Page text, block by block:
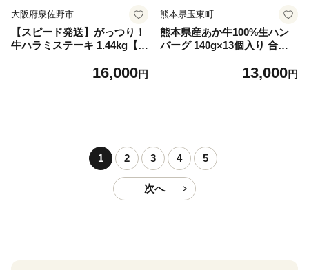
大阪府泉佐野市
【スピード発送】がっつり！
牛ハラミステーキ 1.44kg【氷
g×4パック 牛肉 すてーき 焼
16,000円
熊本県玉東町
熊本県産あか牛100%生ハン
バーグ 140g×13個入り 合計1
に出荷予定(土日祝除く)》熊
13,000円
1 2 3 4 5
次へ